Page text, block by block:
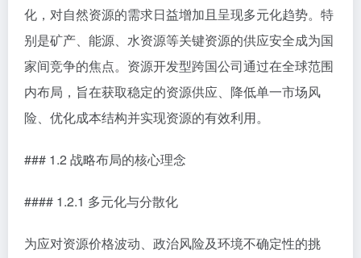
化，对自然资源的需求日益增加且呈现多元化趋势。特
别是矿产、能源、水资源等关键资源的供应安全成为国
家间竞争的焦点。资源开发型跨国公司通过在全球范围
内布局，旨在获取稳定的资源供应、降低单一市场风
险、优化成本结构并实现资源的有效利用。
### 1.2 战略布局的核心理念
#### 1.2.1 多元化与分散化
为应对资源价格波动、政治风险及环境不确定性的挑